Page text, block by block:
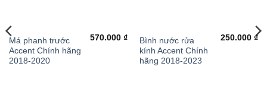
Má phanh trước
Accent Chính hãng
2018-2020
570.000₫
Bình nước rửa
kính Accent Chính
hãng 2018-2023
250.000₫